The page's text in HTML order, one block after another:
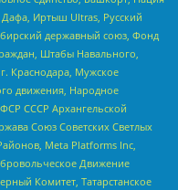
Иртыш Ultras, Русский
державный союз, Фонд
Штабы Навального,
Краснодара, Мужское
движения, Народное
СССР Архангельской
Союз Советских Светлых
Meta Platforms Inc,
Движение
Комитет, Татарстанское